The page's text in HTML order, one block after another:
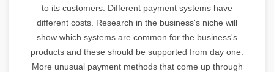
to its customers. Different payment systems have
different costs. Research in the business's niche will
show which systems are common for the business's
products and these should be supported from day one.
More unusual payment methods that come up through